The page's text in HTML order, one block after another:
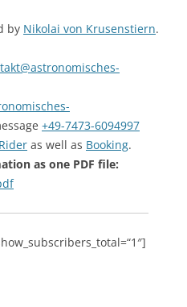
by Nikolai von Krusenstiern.
+49-7473-6094997
as well as Booking.
as one PDF file: